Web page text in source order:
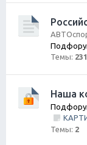
Темы: 231
Наша
Темы: 2